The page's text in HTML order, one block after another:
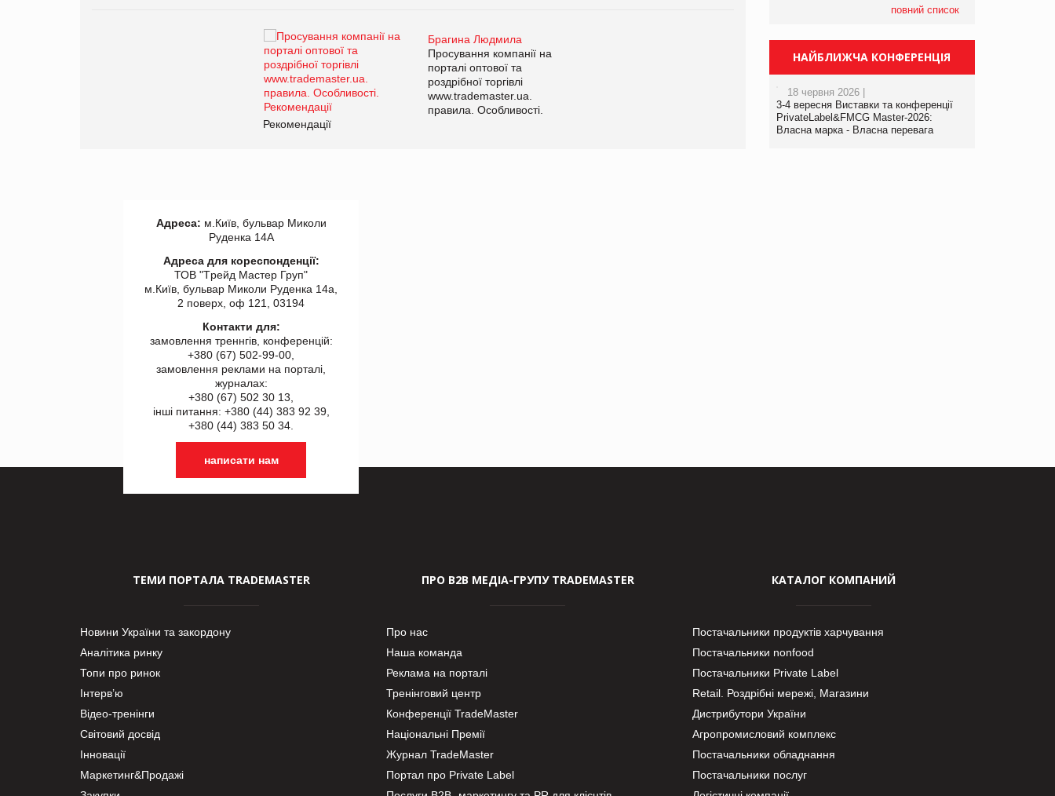
Брагина Людмила
Просування компанії на
порталі оптової та
роздрібної торгівлі
www.trademaster.ua.
правила. Особливості.
Рекомендації
Брагина Людмила
Просування компанії на
www.trademaster.ua.
правила. Особливості.
повний список
НАЙБЛИЖЧА КОНФЕРЕНЦІЯ
18 червня 2026 |
3-4 вересня Виставки та конференції
PrivateLabel&FMCG Master-2026:
Власна марка - Власна перевага
Адреса: м.Київ, бульвар Миколи
Руденка 14А
Адреса для кореспонденції:
ТОВ "Tрейд Мастер Груп"
м.Київ, бульвар Миколи Руденка 14а,
2 поверх, оф 121, 03194
Контакти для:
замовлення треннгів, конференцій:
+380 (67) 502-99-00,
замовлення реклами на порталі,
журналах:
+380 (67) 502 30 13,
інші питання: +380 (44) 383 92 39,
+380 (44) 383 50 34.
написати нам
ТЕМИ ПОРТАЛА TRADEMASTER
Новини України та закордону
Аналітика ринку
Топи про ринок
Інтерв’ю
Відео-тренінги
Світовий досвід
Інновації
Маркетинг&Продажі
ПРО В2В МЕДІА-ГРУПУ TRADEMASTER
Про нас
Наша команда
Реклама на порталі
Тренінговий центр
Конференції TradeMaster
Національні Премії
Журнал TradeMaster
Портал про Private Label
КАТАЛОГ КОМПАНИЙ
Постачальники продуктів харчування
Постачальники nonfood
Постачальники Private Label
Retail. Роздрібні мережі, Магазини
Дистрибутори України
Агропромисловий комплекс
Постачальники обладнання
Постачальники послуг